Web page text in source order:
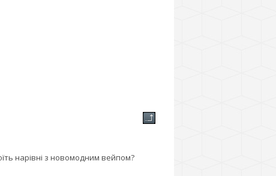
нарівні з новомодним вейпом?